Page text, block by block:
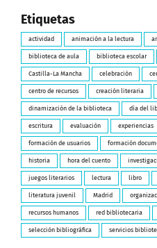
Etiquetas
actividad animación a la lectura
biblioteca de aula biblioteca escolar
Castilla-La Mancha celebración
centro de recursos creación literaria
dinamización de la biblioteca día del
escritura evaluación experiencias
formación de usuarios formación
historia hora del cuento
juegos literarios lectura libro
literatura juvenil Madrid
recursos humanos red bibliotecaria
selección bibliográfica servicios